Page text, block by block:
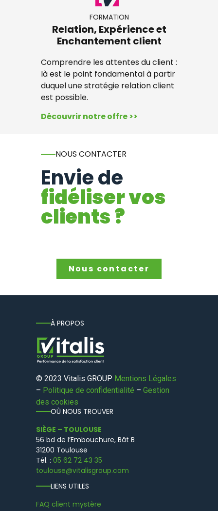
FORMATION
Relation, Expérience et
Enchantement client
Comprendre les attentes du client :
là est le point fondamental à partir
duquel une stratégie relation client
est possible.
Découvrir notre offre >>
NOUS CONTACTER
Envie de
fidéliser vos
clients ?
Nous contacter
À PROPOS
© 2023 Vitalis GROUP Mentions Légales
– Politique de confidentialité – Gestion
des cookies
OÙ NOUS TROUVER
SIÈGE – TOULOUSE
56 bd de l’Embouchure, Bât B
31200 Toulouse
Tél. : 05 62 72 43 35
toulouse@vitalisgroup.com
LIENS UTILES
FAQ client mystère